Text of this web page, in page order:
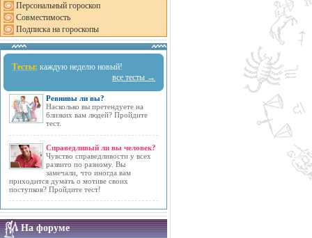
Персональный гороскоп
Совместимость
Подписка на гороскопы
Тесты: каждую неделю новый!
все тесты →
Ревнивы ли вы?
Насколько вы претендуете на
близких вам людей? Пройдите
тест.
Справедливый ли вы человек?
Чувство справедливости у всех
развито по разному. Вы
замечали, что иногда вам
приходится думать о мотиве своих
поступков? Пройдите тест!
На форуме